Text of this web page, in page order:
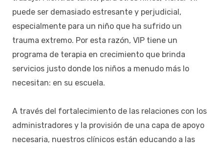
puede ser demasiado estresante y perjudicial,
especialmente para un niño que ha sufrido un
trauma extremo. Por esta razón, VIP tiene un
programa de terapia en crecimiento que brinda
servicios justo donde los niños a menudo más lo
necesitan: en su escuela.
A través del fortalecimiento de las relaciones con los
administradores y la provisión de una capa de apoyo
necesaria, nuestros clínicos están educando a las